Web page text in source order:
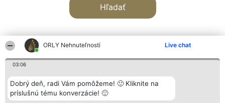
ORLY Nehnuteľností Live chat
03:06
Dobrý deň, radi Vám pomôžeme! 🙂 Kliknite na
príslušnú tému konverzácie! 🙂
Hľadať
Organizátor hodnotenia
Bright Side Solutions sp. z o.
o. sp. k.
Hodnotenie
Laureáti
Lista
Kontakt
Kontakt